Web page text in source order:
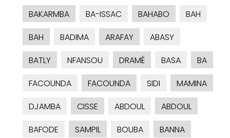
BAKARMBA
BA-ISSAC BAHABO
BAH
BAH
BADIMA ARAFAY
ABASY
BATLY
NFANSOU DRAMÉ BASA
BA
FACOUNDA
FACOUNDA SIDI
MAMINA
DJAMBA
CISSE ABDOUL
ABDOUL
BAFODE
SAMPIL BOUBA
BANNA